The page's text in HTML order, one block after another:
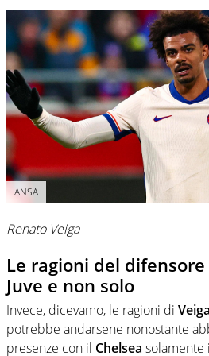
ANSA
Renato Veiga
Le ragioni del
Juve e non solo
Invece, dicevamo, le ragioni di Veiga
potrebbe andarsene nonostante
presenze con il Chelsea solamente